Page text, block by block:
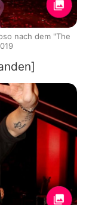
nach dem "The